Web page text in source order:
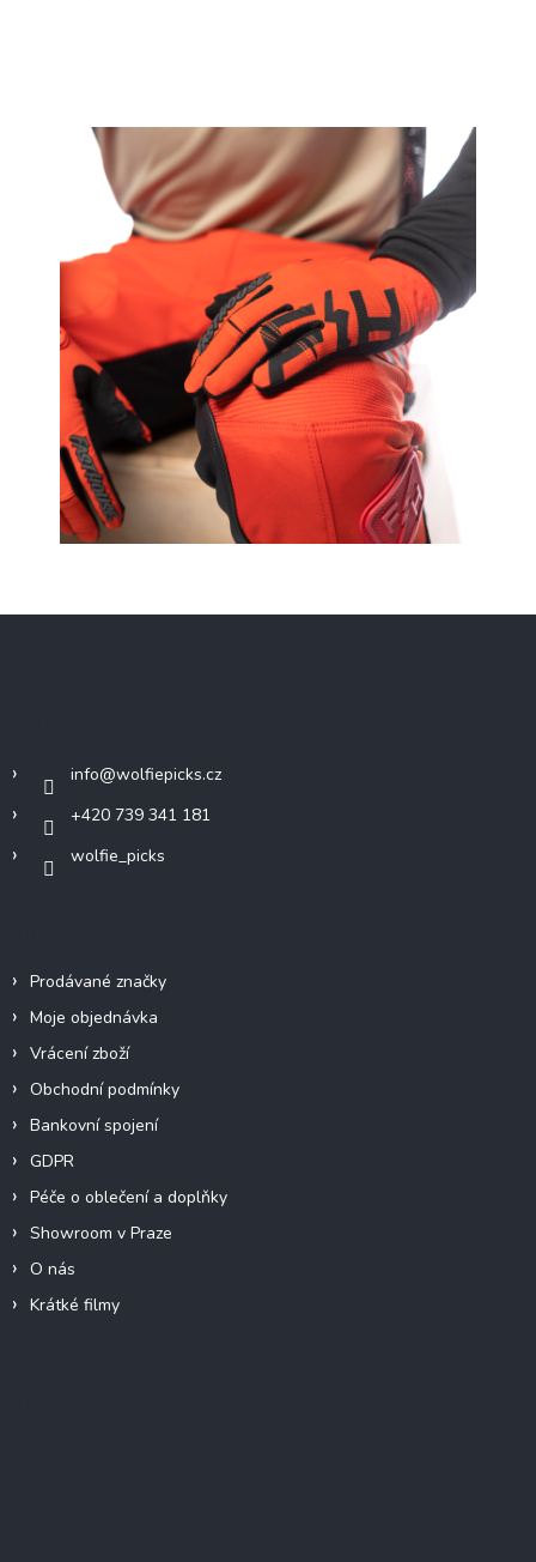
info@wolfiepicks.cz
+420 739 341 181
wolfie_picks
Prodávané značky
Moje objednávka
Vrácení zboží
Obchodní podmínky
Bankovní spojení
GDPR
Péče o oblečení a doplňky
Showroom v Praze
O nás
Krátké filmy